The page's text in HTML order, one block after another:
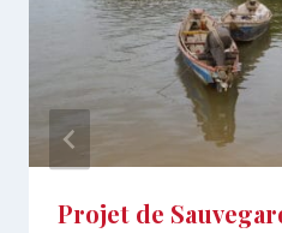
Projet de